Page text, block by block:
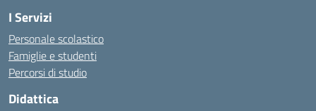
I Servizi
Personale scolastico
Famiglie e studenti
Percorsi di studio
Didattica